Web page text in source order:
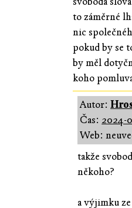
to záměrné
nic
pokud by se
by měl
koho
Autor:
Čas: 2024-
Web:
takže
někoho?
a výjimku